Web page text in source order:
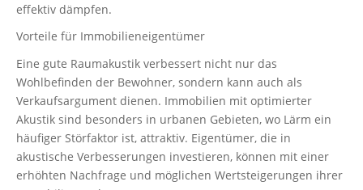
effektiv dämpfen.
Vorteile für Immobilieneigentümer
Eine gute Raumakustik verbessert nicht nur das
Wohlbefinden der Bewohner, sondern kann auch als
Verkaufsargument dienen. Immobilien mit optimierter
Akustik sind besonders in urbanen Gebieten, wo Lärm ein
häufiger Störfaktor ist, attraktiv. Eigentümer, die in
akustische Verbesserungen investieren, können mit einer
erhöhten Nachfrage und möglichen Wertsteigerungen ihrer